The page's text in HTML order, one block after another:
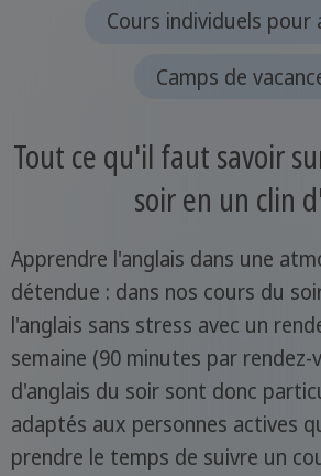
Cours individuels pour
Camps de
Tout ce qu'il faut savoir
soir en un clin
Apprendre l'anglais dans une
détendue : dans nos cours du
l'anglais sans stress avec un
semaine (90 minutes par rendez-
d'anglais du soir sont donc
adaptés aux personnes actives
prendre le temps de suivre un